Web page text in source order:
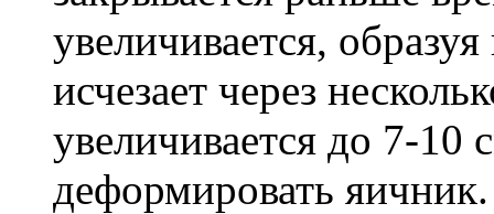
увеличивается,
исчезает через
увеличивается до 7-10
деформировать яичник.